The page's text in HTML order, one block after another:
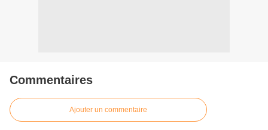
Commentaires
Ajouter un commentaire